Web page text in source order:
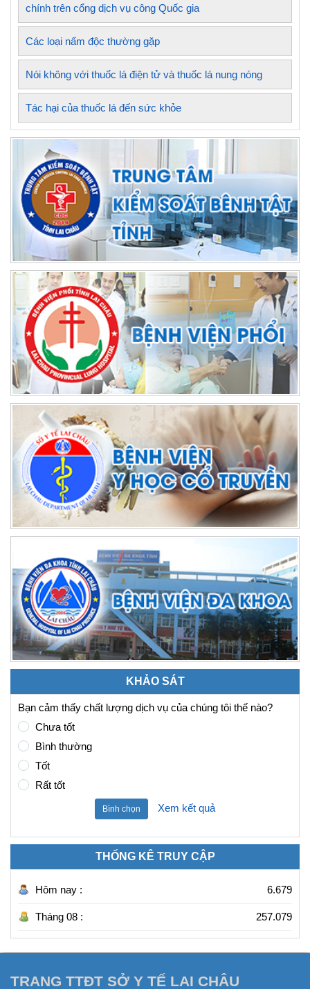
chính trên cổng dịch vụ công Quốc gia
Các loại nấm độc thường gặp
Nói không với thuốc lá điện tử và thuốc lá nung nóng
Tác hại của thuốc lá đến sức khỏe
KHẢO SÁT
Bạn cảm thấy chất lượng dịch vụ của chúng tôi thế nào?
Chưa tốt
Bình thường
Tốt
Rất tốt
Bình chọn Xem kết quả
THỐNG KÊ TRUY CẬP
Hôm nay : 6.679
Tháng 08 : 257.079
TRANG TTĐT SỞ Y TẾ LAI CHÂU